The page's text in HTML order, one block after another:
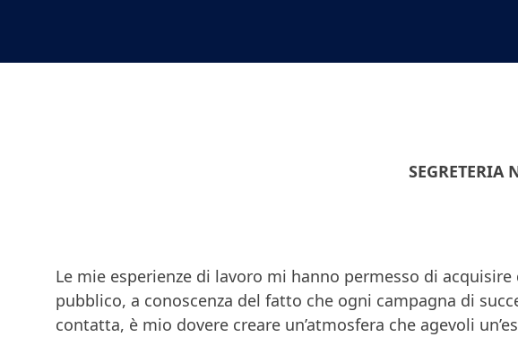
SEGRETERIA
Le mie esperienze di lavoro mi hanno permesso di
pubblico, a conoscenza del fatto che ogni campagna di
contatta, è mio dovere creare un’atmosfera che agevoli